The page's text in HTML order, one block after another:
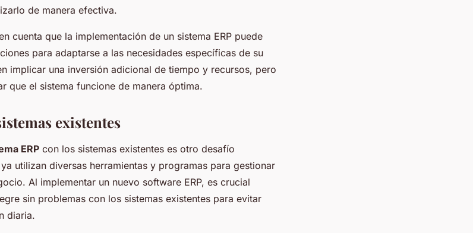
de manera efectiva.
cuenta que la implementación de un sistema ERP puede
para adaptarse a las necesidades específicas de su
implicar una inversión adicional de tiempo y recursos, pero
que el sistema funcione de manera óptima.
existentes
ERP con los sistemas existentes es otro desafío
utilizan diversas herramientas y programas para gestionar
Al implementar un nuevo software ERP, es crucial
sin problemas con los sistemas existentes para evitar
diaria.